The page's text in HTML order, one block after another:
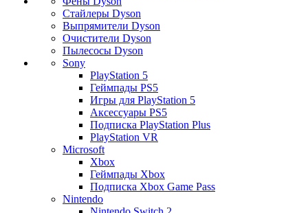
Стайлеры Dyson
Выпрямители Dyson
Очистители Dyson
Пылесосы Dyson
Sony
PlayStation 5
Геймпады PS5
Игры для PlayStation 5
Аксессуары PS5
Подписка PlayStation Plus
PlayStation VR
Microsoft
Xbox
Геймпады Xbox
Подписка Xbox Game Pass
Nintendo